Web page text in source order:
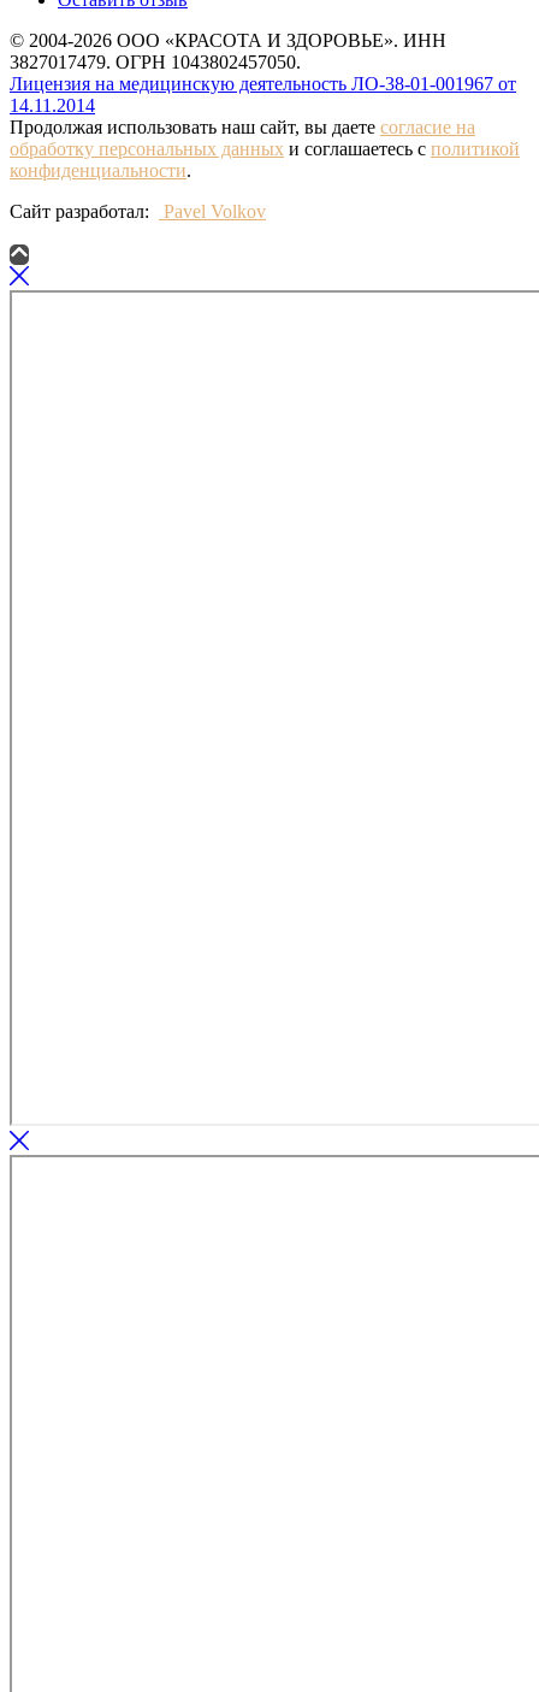
© 2004-2026 ООО «КРАСОТА И ЗДОРОВЬЕ». ИНН
3827017479. ОГРН 1043802457050.
Лицензия на медицинскую деятельность ЛО-38-01-001967 от
14.11.2014
Продолжая использовать наш сайт, вы даете согласие на
обработку персональных данных и соглашаетесь с политикой
конфиденциальности.
Сайт разработал:
Pavel Volkov